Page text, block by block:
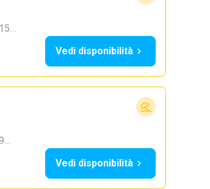
Vedi disponibilità
Vedi disponibilità